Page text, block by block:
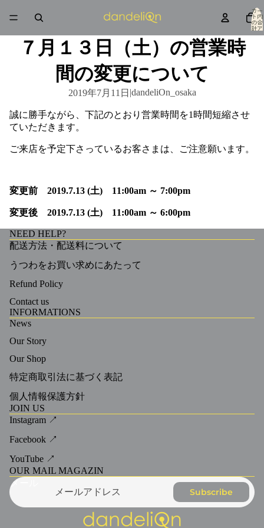
カー
ト内
の合
計ア
イテ
７月１３日（土）の営業時
間の変更について
2019年7月11日 |dandeliOn_osaka
誠に勝手ながら、下記のとおり営業時間を1時間短縮させ
ていただきます。
ご来店を予定下さっているお客さまは、ご注意願います。
変更前 2019.7.13 (土) 11:00am ～ 7:00pm
変更後 2019.7.13 (土) 11:00am ～ 6:00pm
NEED HELP?
配送方法・配送料について
うつわをお買い求めにあたって
Refund Policy
Contact us
INFORMATIONS
News
Our Story
Our Shop
特定商取引法に基づく表記
個人情報保護方針
JOIN US
Instagram ↗
Facebook ↗
YouTube ↗
OUR MAIL MAGAZIN
メール
Subscribe